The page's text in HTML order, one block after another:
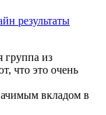
результаты
группа из
что это очень
вкладом в